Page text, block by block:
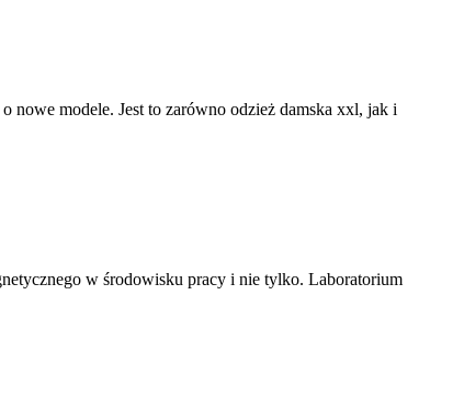
nowe modele. Jest to zarówno odzież damska xxl, jak i
w środowisku pracy i nie tylko. Laboratorium